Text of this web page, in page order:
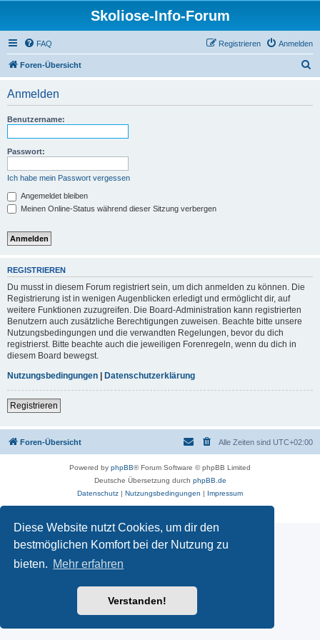
Diese Website nutzt Cookies, um dir den
bestmöglichen Komfort bei der Nutzung zu
bieten. Mehr erfahren
Verstanden!
Skoliose-Info-Forum
FAQ Anmelden
Registrieren
Foren-Übersicht
Anmelden
Benutzername:
Passwort:
Ich habe mein Passwort vergessen
Angemeldet bleiben
Meinen Online-Status während dieser Sitzung verbergen
REGISTRIEREN
Du musst in diesem Forum registriert sein, um dich anmelden zu können. Die
Registrierung ist in wenigen Augenblicken erledigt und ermöglicht dir, auf
weitere Funktionen zuzugreifen. Die Board-Administration kann registrierten
Benutzern auch zusätzliche Berechtigungen zuweisen. Beachte bitte unsere
Nutzungsbedingungen und die verwandten Regelungen, bevor du dich
registrierst. Bitte beachte auch die jeweiligen Forenregeln, wenn du dich in
diesem Board bewegst.
Nutzungsbedingungen | Datenschutzerklärung
Registrieren
Foren-Übersicht Alle Zeiten sind UTC+02:00
Powered by phpBB® Forum Software © phpBB Limited
Deutsche Übersetzung durch phpBB.de
Datenschutz | Nutzungsbedingungen | Impressum